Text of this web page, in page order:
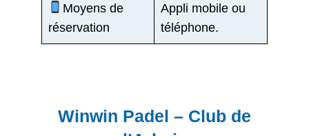
Moyens de
réservation
Appli mobile ou
téléphone.
Winwin Padel – Club de